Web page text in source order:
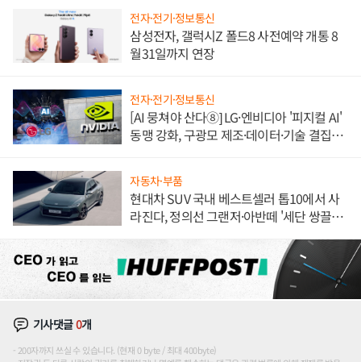
전자·전기·정보통신
삼성전자, 갤럭시Z 폴드8 사전예약 개통 8
월31일까지 연장
전자·전기·정보통신
[AI 뭉쳐야 산다⑧] LG·엔비디아 '피지컬 AI'
동맹 강화, 구광모 제조·데이터·기술 결집
자동차·부품
현대차 SUV 국내 베스트셀러 톱10에서 사
라진다, 정의선 그랜저·아반떼 '세단 쌍끌
기사댓글0개
200자까지 쓰실 수 있습니다. (현재 0 byte / 최대 400byte)